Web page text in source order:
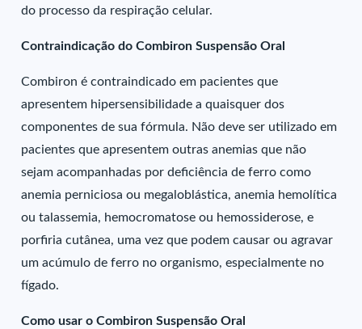
do processo da respiração celular.
Contraindicação do Combiron Suspensão Oral
Combiron é contraindicado em pacientes que
apresentem hipersensibilidade a quaisquer dos
componentes de sua fórmula. Não deve ser utilizado em
pacientes que apresentem outras anemias que não
sejam acompanhadas por deficiência de ferro como
anemia perniciosa ou megaloblástica, anemia hemolítica
ou talassemia, hemocromatose ou hemossiderose, e
porfiria cutânea, uma vez que podem causar ou agravar
um acúmulo de ferro no organismo, especialmente no
fígado.
Como usar o Combiron Suspensão Oral